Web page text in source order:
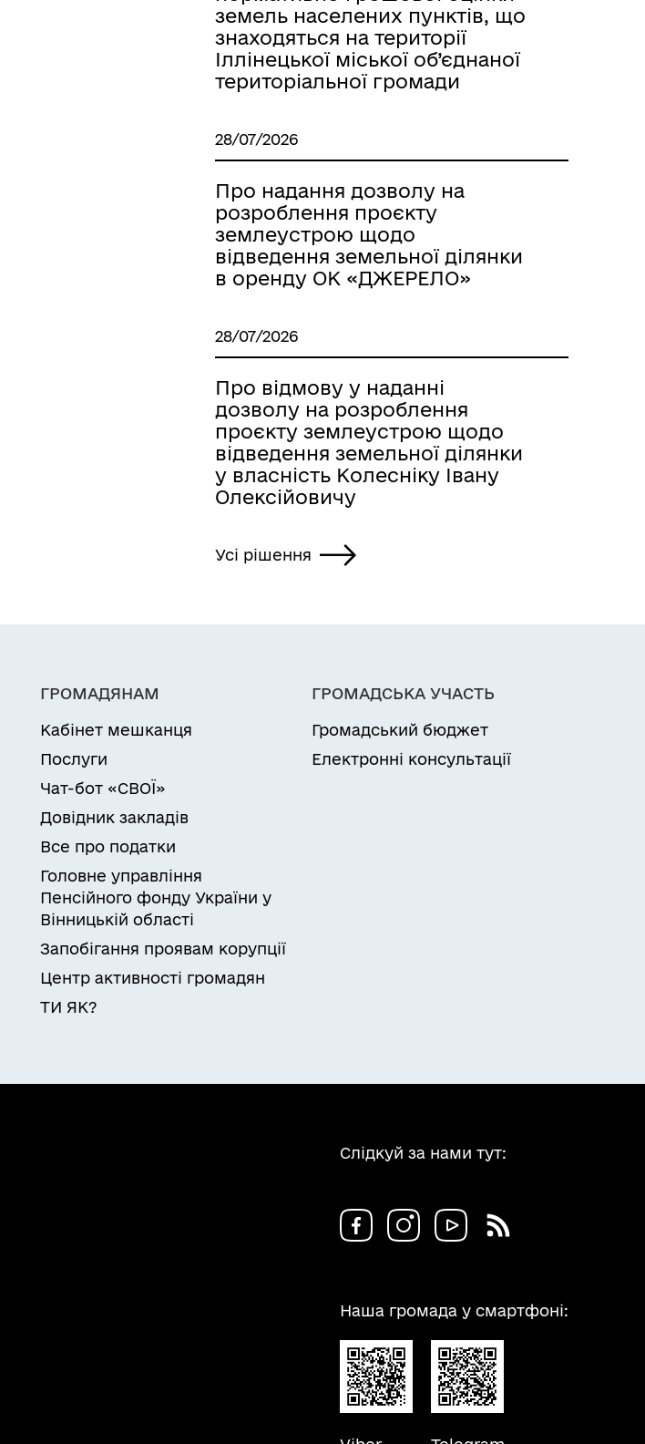
земель населених пунктів, що
знаходяться на території
Іллінецької міської об’єднаної
територіальної громади
28/07/2026
Про надання дозволу на
розроблення проєкту
землеустрою щодо
відведення земельної ділянки
в оренду ОК «ДЖЕРЕЛО»
28/07/2026
Про відмову у наданні
дозволу на розроблення
проєкту землеустрою щодо
відведення земельної ділянки
у власність Колесніку Івану
Олексійовичу
Усі рішення
ГРОМАДЯНАМ
Кабінет мешканця
Послуги
Чат-бот «СВОЇ»
Довідник закладів
Все про податки
Головне управління
Пенсійного фонду України у
Вінницькій області
Запобігання проявам корупції
Центр активності громадян
ТИ ЯК?
ГРОМАДСЬКА УЧАСТЬ
Громадський бюджет
Електронні консультації
Слідкуй за нами тут:
Наша громада у смартфоні: